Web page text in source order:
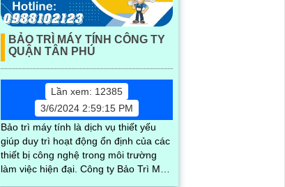
BẢO TRÌ MÁY TÍNH CÔNG TY
QUẬN TÂN PHÚ
Lần xem: 12385
3/6/2024 2:59:15 PM
Bảo trì máy tính là dịch vụ thiết yếu
giúp duy trì hoạt động ổn định của các
thiết bị công nghệ trong môi trường
làm việc hiện đại. Công ty Bảo Trì Máy